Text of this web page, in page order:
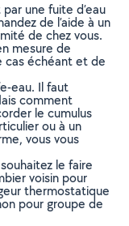
une fuite d’eau
de l’aide à un
de chez vous.
mesure de
cas échéant et de
eau. Il faut
comment
le cumulus
ou à un
vous vous
le faire
voisin pour
thermostatique
pour groupe de